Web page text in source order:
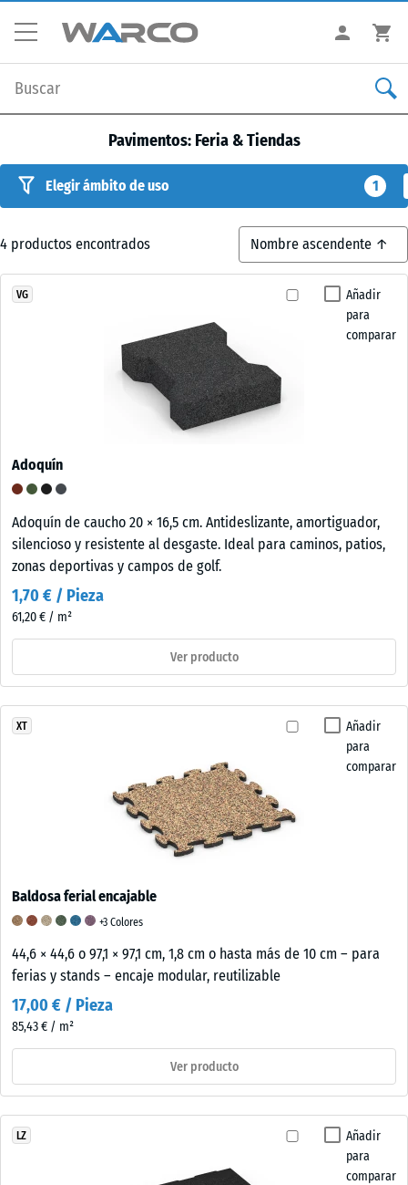
Pavimentos: Feria & Tiendas
Elegir ámbito de uso 1
4 productos encontrados
Añadir
para
comparar
VG
Adoquín
Adoquín de caucho 20 × 16,5 cm. Antideslizante, amortiguador,
silencioso y resistente al desgaste. Ideal para caminos, patios,
zonas deportivas y campos de golf.
1,70 € / Pieza
61,20 € / m²
Ver producto
Añadir
para
comparar
XT
Baldosa ferial encajable
+3 Colores
44,6 × 44,6 o 97,1 × 97,1 cm, 1,8 cm o hasta más de 10 cm – para
ferias y stands – encaje modular, reutilizable
17,00 € / Pieza
85,43 € / m²
Ver producto
Añadir
para
comparar
LZ